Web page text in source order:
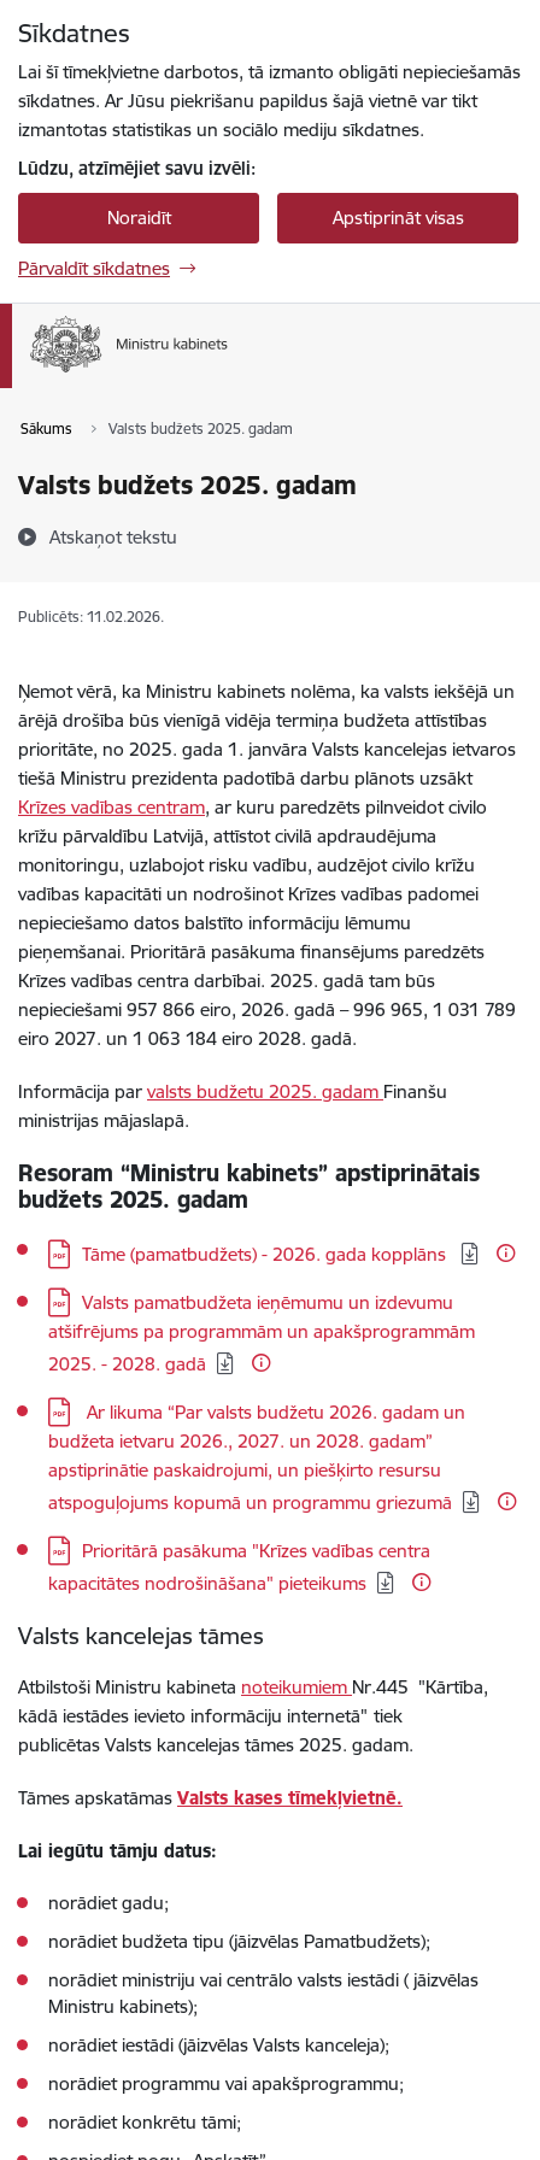
Sīkdatnes
Lai šī tīmekļvietne darbotos, tā izmanto obligāti nepieciešamās
sīkdatnes. Ar Jūsu piekrišanu papildus šajā vietnē var tikt
izmantotas statistikas un sociālo mediju sīkdatnes.
Lūdzu, atzīmējiet savu izvēli:
Noraidīt Apstiprināt visas
Pārvaldīt sīkdatnes
Sākums Valsts budžets 2025. gadam
Valsts budžets 2025. gadam
Atskaņot tekstu
Publicēts: 11.02.2026.
Ņemot vērā, ka Ministru kabinets nolēma, ka valsts iekšējā un
ārējā drošība būs vienīgā vidēja termiņa budžeta attīstības
prioritāte, no 2025. gada 1. janvāra Valsts kancelejas ietvaros
tiešā Ministru prezidenta padotībā darbu plānots uzsākt
Krīzes vadības centram, ar kuru paredzēts pilnveidot civilo
krīžu pārvaldību Latvijā, attīstot civilā apdraudējuma
monitoringu, uzlabojot risku vadību, audzējot civilo krīžu
vadības kapacitāti un nodrošinot Krīzes vadības padomei
nepieciešamo datos balstīto informāciju lēmumu
pieņemšanai. Prioritārā pasākuma finansējums paredzēts
Krīzes vadības centra darbībai. 2025. gadā tam būs
nepieciešami 957 866 eiro, 2026. gadā – 996 965, 1 031 789
eiro 2027. un 1 063 184 eiro 2028. gadā.
Informācija par valsts budžetu 2025. gadam Finanšu
ministrijas mājaslapā.
Resoram “Ministru kabinets” apstiprinātais
budžets 2025. gadam
Lejupielādēt:
Tāme (pamatbudžets) - 2026. gada kopplāns
Lejupielādēt:
Valsts pamatbudžeta ieņēmumu un izdevumu
atšifrējums pa programmām un apakšprogrammām
2025. - 2028. gadā
Lejupielādēt:
​ Ar likuma “Par valsts budžetu 2026. gadam un
budžeta ietvaru 2026., 2027. un 2028. gadam”
apstiprinātie paskaidrojumi, un piešķirto resursu
atspoguļojums kopumā un programmu griezumā
Lejupielādēt:
Prioritārā pasākuma "Krīzes vadības centra
kapacitātes nodrošināšana" pieteikums
Valsts kancelejas tāmes
Atbilstoši Ministru kabineta noteikumiem Nr.445 "Kārtība,
kādā iestādes ievieto informāciju internetā" tiek
publicētas Valsts kancelejas tāmes 2025. gadam.
Tāmes apskatāmas Valsts kases tīmekļvietnē.
Lai iegūtu tāmju datus:
norādiet gadu;
norādiet budžeta tipu (jāizvēlas Pamatbudžets);
norādiet ministriju vai centrālo valsts iestādi ( jāizvēlas
Ministru kabinets);
norādiet iestādi (jāizvēlas Valsts kanceleja);
norādiet programmu vai apakšprogrammu;
norādiet konkrētu tāmi;